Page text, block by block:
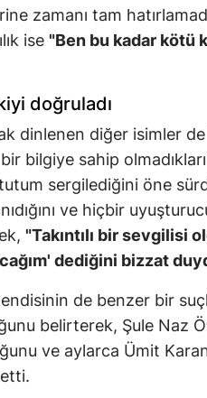
zamanı tam
ise "Ben bu kadar kötü
doğruladı
dinlenen diğer isimler
bilgiye sahip
sergilediğini öne
ve hiçbir
"Takıntılı bir sevgilisi
dediğini bizzat
de benzer bir
belirterek, Şule Naz
ve aylarca Ümit
etti.